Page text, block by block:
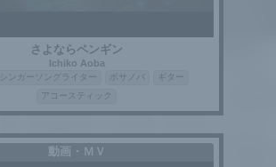
さよならペンギン
Ichiko Aoba
シンガーソングライター ボサノバ
ギター
アコースティック
動画・ＭＶ